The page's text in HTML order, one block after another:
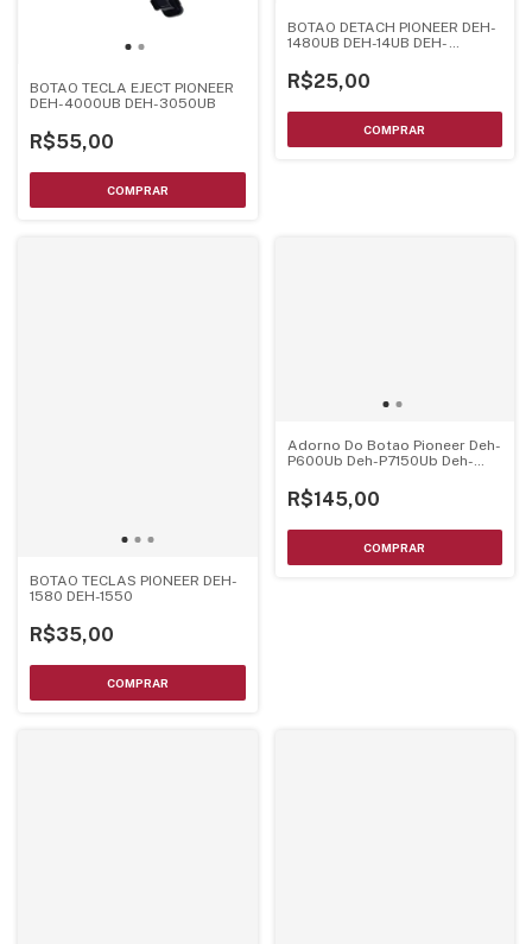
BOTAO TECLA EJECT PIONEER
DEH-4000UB DEH-3050UB
R$55,00
BOTAO DETACH PIONEER DEH-
1480UB DEH-14UB DEH-
5400BT
R$25,00
BOTAO TECLAS PIONEER DEH-
1580 DEH-1550
R$35,00
Adorno Do Botao Pioneer Deh-
P600Ub Deh-P7150Ub Deh-
R$145,00